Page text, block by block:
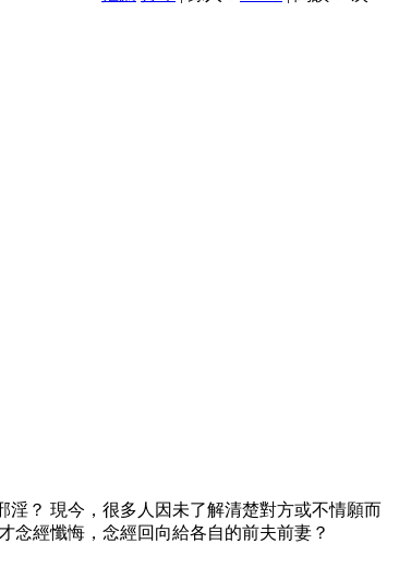
？ 現今，很多人因未了解清楚對方或不情願而
念經懺悔，念經回向給各自的前夫前妻？